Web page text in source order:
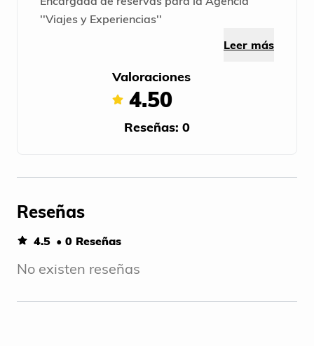
''Viajes y Experiencias''
Leer más
Valoraciones
4.50
Reseñas: 0
Reseñas
4.5 • 0 Reseñas
No existen reseñas